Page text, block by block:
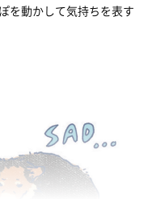
を動かして気持ちを表す